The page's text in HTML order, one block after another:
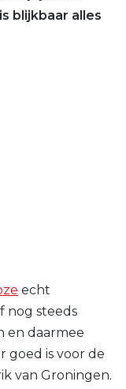
blijkbaar alles
echt
nog steeds
en daarmee
goed is voor de
van Groningen.